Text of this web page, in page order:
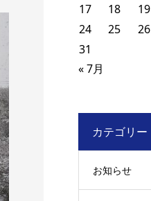
17
18 19
24
25 26
31
« 7月
カテゴリー
お知らせ